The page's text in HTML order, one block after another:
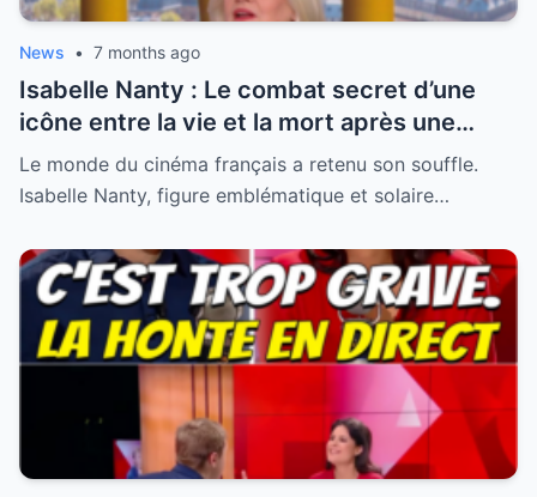
News • 7 months ago
Isabelle Nanty : Le combat secret d’une
icône entre la vie et la mort après une
hospitalisation critique
Le monde du cinéma français a retenu son souffle.
Isabelle Nanty, figure emblématique et solaire…